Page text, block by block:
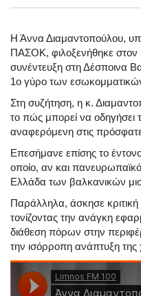
Η Άννα Διαμαντοπούλου,
ΠΑΣΟΚ, φιλοξενήθηκε
συνέντευξη στη Δέσποινα
1ο γύρο των
Στη συζήτηση, η κ.
το πώς μπορεί να
αναφερόμενη στις
Επεσήμανε επίσης το
οποίο, αν και
Ελλάδα των βαλκανικών
Παράλληλα, άσκησε
τονίζοντας την ανάγκη
διάθεση πόρων στην
την ισόρροπη ανάπτυξη